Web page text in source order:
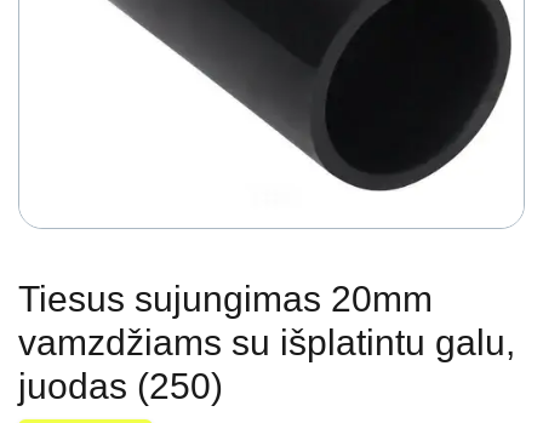
Tiesus sujungimas 20mm
vamzdžiams su išplatintu galu,
juodas (250)